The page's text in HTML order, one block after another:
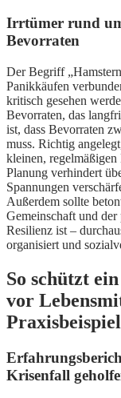
Irrtümer rund
Bevorraten
Der Begriff
Panikkäufen
kritisch gesehen
Bevorraten, das
ist, dass Bevorraten
muss. Richtig
kleinen,
Planung verhindert
Spannungen
Außerdem sollte
Gemeinschaft und
Resilienz ist –
organisiert und
So schützt
vor
Krisenfall